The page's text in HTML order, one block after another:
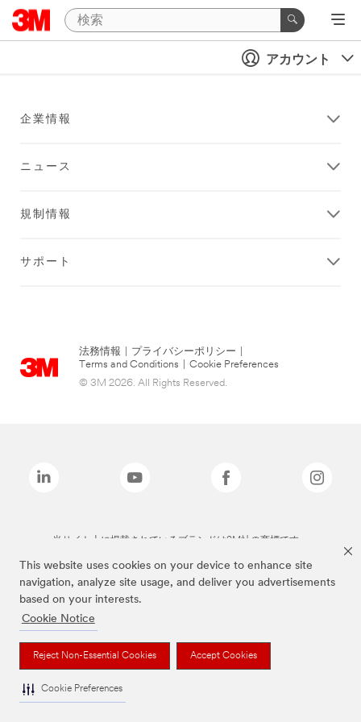
This website uses cookies on your device to enhance site
navigation, analyze site usage, and deliver you advertisements
based on your interests.
Cookie Notice
Reject Non-Essential Cookies Accept Cookies
Cookie Preferences
アカウント
企業情報
ニュース
規制情報
サポート
法務情報 プライバシーポリシー
Terms and Conditions
Cookie Preferences
© 3M 2026. All Rights Reserved.
当サイト上に掲載されているブランドは3M社の商標です。